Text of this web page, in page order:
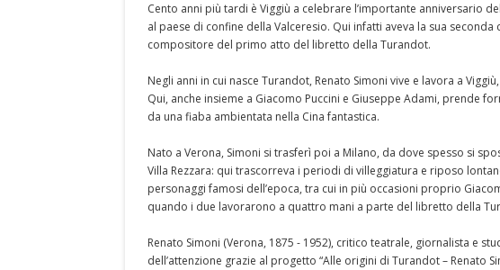
Cento anni più tardi è Viggiù a celebrare l’importante anniversario
al paese di confine della Valceresio. Qui infatti aveva la sua seconda
compositore del primo atto del libretto della Turandot.
Negli anni in cui nasce Turandot, Renato Simoni vive e lavora a
Qui, anche insieme a Giacomo Puccini e Giuseppe Adami, prende
da una fiaba ambientata nella Cina fantastica.
Nato a Verona, Simoni si trasferì poi a Milano, da dove spesso si
Villa Rezzara: qui trascorreva i periodi di villeggiatura e riposo
personaggi famosi dell’epoca, tra cui in più occasioni proprio
quando i due lavorarono a quattro mani a parte del libretto della
Renato Simoni (Verona, 1875 - 1952), critico teatrale, giornalista e
dell’attenzione grazie al progetto “Alle origini di Turandot – Renato